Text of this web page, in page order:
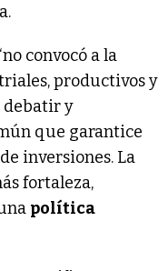
convocó a la
productivos y
debatir y
que garantice
inversiones. La
fortaleza,
política